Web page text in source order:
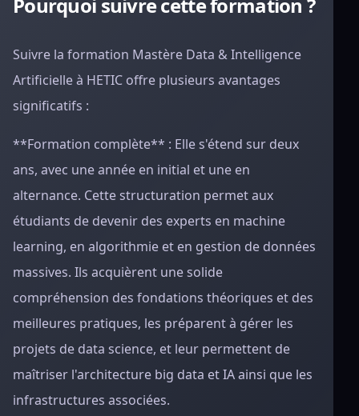
Suivre la formation Mastère Data & Intelligence
Artificielle à HETIC offre plusieurs avantages
significatifs :
**Formation complète** : Elle s'étend sur deux
ans, avec une année en initial et une en
alternance. Cette structuration permet aux
étudiants de devenir des experts en machine
learning, en algorithmie et en gestion de données
massives. Ils acquièrent une solide
compréhension des fondations théoriques et des
meilleures pratiques, les préparent à gérer les
projets de data science, et leur permettent de
maîtriser l'architecture big data et IA ainsi que les
infrastructures associées.